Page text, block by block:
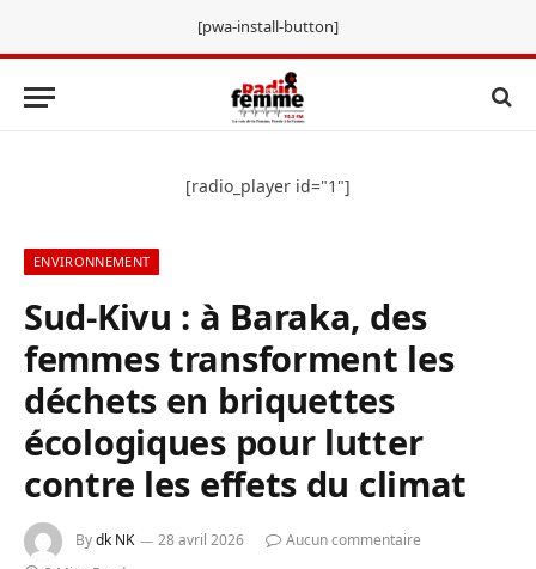
[pwa-install-button]
[radio_player id="1"]
ENVIRONNEMENT
Sud-Kivu : à Baraka, des
femmes transforment les
déchets en briquettes
écologiques pour lutter
contre les effets du climat
Bydk NK 28 avril 2026
Aucun commentaire